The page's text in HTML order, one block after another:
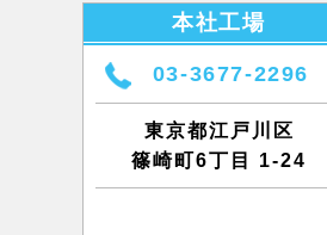
本社工場
03-3677-2296
東京都江戸川区
篠崎町6丁目 1-24